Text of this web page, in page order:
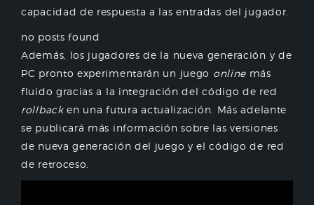
capacidad de respuesta a las entradas del jugador.
no posts found
Además, los jugadores de la nueva generación y de
PC pronto experimentarán un juego online más
fluido gracias a la integración del código de red
rollbacken una futura actualización. Más adelante
se publicará más información sobre las versiones
de nueva generación del juego y el código de red
de retroceso.